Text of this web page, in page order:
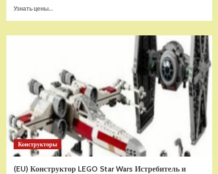
Узнать цены...
(EU)
Шанг-
Чи
и
Великий
Защитник
(30454)
Конструкторы
(EU) Конструктор LEGO Star Wars Истребитель и